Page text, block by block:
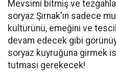
Mevsimi bitmiş ve
soryaz Şırnak'ın sadece
kültürünü, emeğini ve
devam edecek gibi
soryaz kuyruğuna girmek
tutması gerekecek!